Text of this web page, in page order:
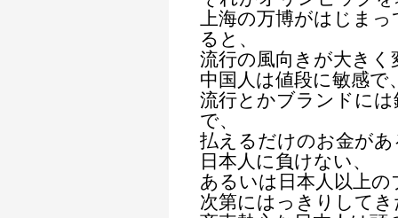
上海の万博がはじま
ると、
流行の風向きが大き
中国人は値段に敏感で
流行とかブランドに
で、
払えるだけのお金が
日本人に負けない、
あるいは日本人以上
次第にはっきりして